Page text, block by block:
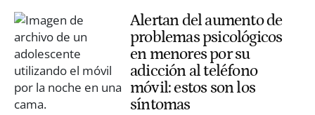
Alertan del aumento de
problemas psicológicos
en menores por su
adicción al teléfono
móvil: estos son los
síntomas